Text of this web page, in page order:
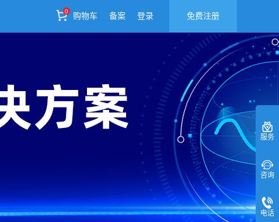
0
购物车 备案 登录 免费注册
服务
咨询
电话